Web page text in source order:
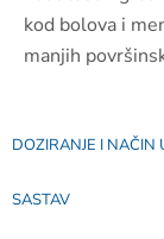
kod bolova i
manjih
DOZIRANJE I NAČIN
SASTAV